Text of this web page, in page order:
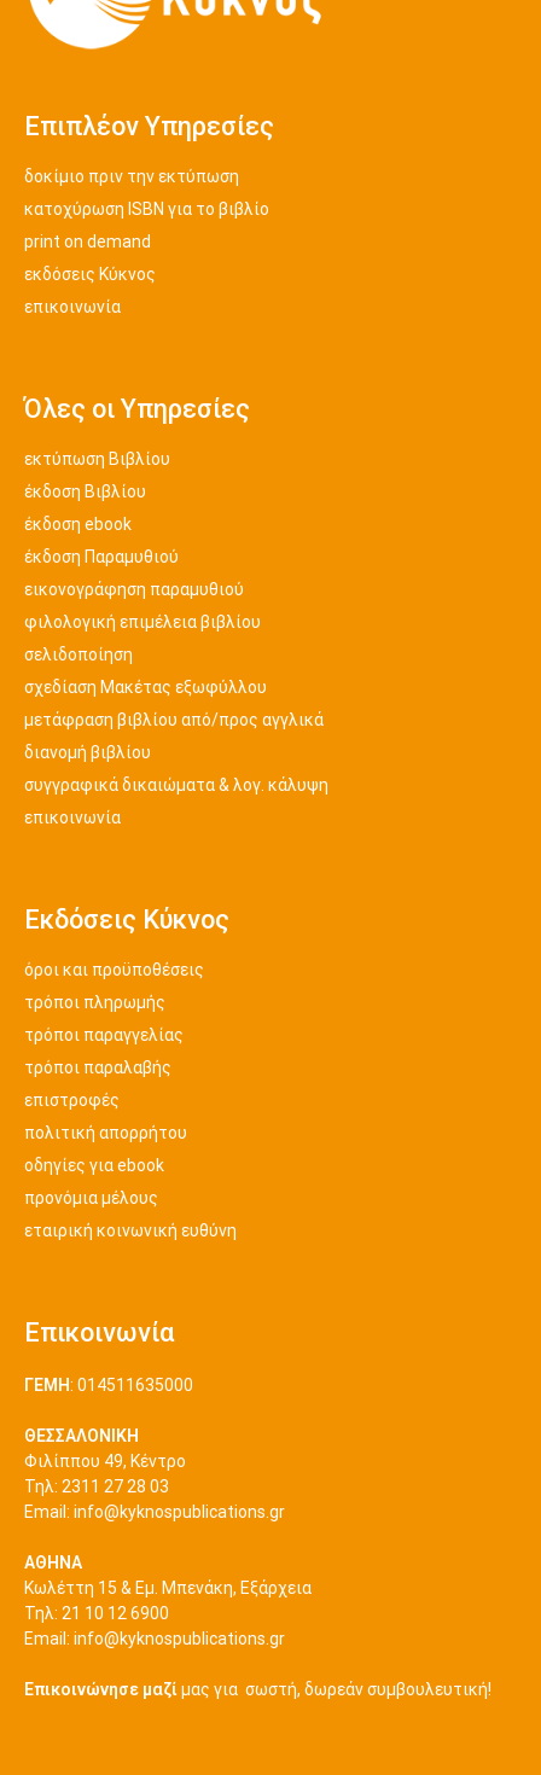
Επιπλέον Υπηρεσίες
δοκίμιο πριν την εκτύπωση
κατοχύρωση ISBN για το βιβλίο
print on demand
εκδόσεις Κύκνος
επικοινωνία
Όλες οι Υπηρεσίες
εκτύπωση Βιβλίου
έκδοση Βιβλίου
έκδοση ebook
έκδοση Παραμυθιού
εικονογράφηση παραμυθιού
φιλολογική επιμέλεια βιβλίου
σελιδοποίηση
σχεδίαση Μακέτας εξωφύλλου
μετάφραση βιβλίου από/προς αγγλικά
διανομή βιβλίου
συγγραφικά δικαιώματα & λογ. κάλυψη
επικοινωνία
Εκδόσεις Κύκνος
όροι και προϋποθέσεις
τρόποι πληρωμής
τρόποι παραγγελίας
τρόποι παραλαβής
επιστροφές
πολιτική απορρήτου
οδηγίες για ebook
προνόμια μέλους
εταιρική κοινωνική ευθύνη
Επικοινωνία
ΓΕΜΗ: 014511635000
ΘΕΣΣΑΛΟΝΙΚΗ
Φιλίππου 49, Κέντρο
Τηλ: 2311 27 28 03
Εmail: info@kyknospublications.gr
ΑΘΗΝΑ
Κωλέττη 15 & Εμ. Μπενάκη, Εξάρχεια
Τηλ: 21 10 12 6900
Εmail: info@kyknospublications.gr
Επικοινώνησε μαζίμας για σωστή, δωρεάν συμβουλευτική!